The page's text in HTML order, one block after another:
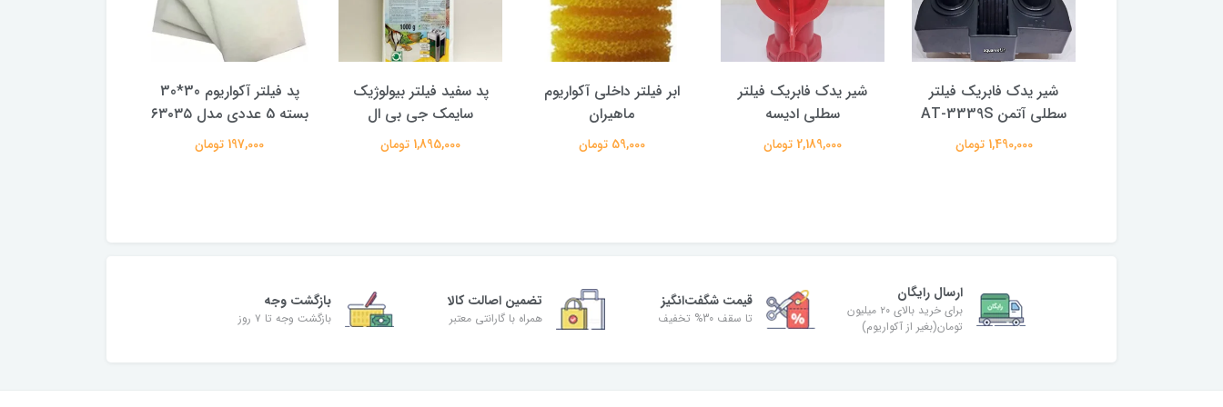
شیر یدک فابریک فیلتر
سطلی آتمن AT-3339S
1,490,000 تومان
شیر یدک فابریک فیلتر
سطلی ادیسه
2,189,000 تومان
ابر فیلتر داخلی آکواریوم
ماهیران
59,000 تومان
پد سفید فیلتر بیولوژیک
سایمک جی بی ال
1,895,000 تومان
پد فیلتر آکواریوم 30*30
بسته 5 عددی مدل ۶۳۰۳۵
197,000 تومان
ارسال رایگان
برای خرید بالای ۲۰ میلیون
تومان(بغیر از آکواریوم)
قیمت شگفت‌انگیز
تا سقف 30% تخفیف
تضمین اصالت کالا
همراه با گارانتی معتبر
بازگشت وجه
بازگشت وجه تا ۷ روز